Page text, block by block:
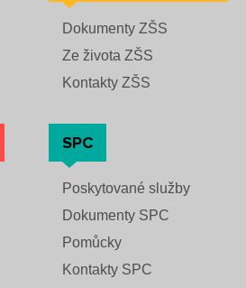
Dokumenty ZŠS
Ze života ZŠS
Kontakty ZŠS
SPC
Poskytované služby
Dokumenty SPC
Pomůcky
Kontakty SPC